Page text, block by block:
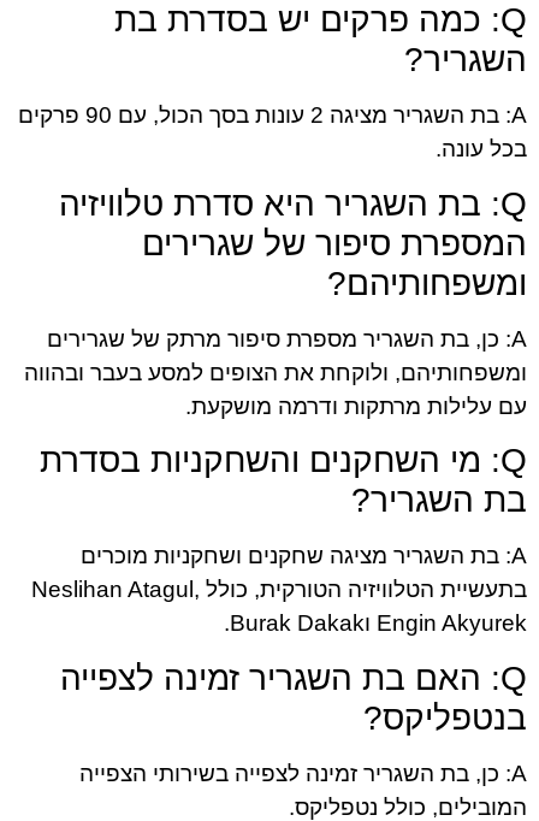
Q: כמה פרקים יש בסדרת בת
השגריר?
A: בת השגריר מציגה 2 עונות בסך הכול, עם 90 פרקים
בכל עונה.
Q: בת השגריר היא סדרת טלוויזיה
המספרת סיפור של שגרירים
ומשפחותיהם?
A: כן, בת השגריר מספרת סיפור מרתק של שגרירים
ומשפחותיהם, ולוקחת את הצופים למסע בעבר ובהווה
עם עלילות מרתקות ודרמה מושקעת.
Q: מי השחקנים והשחקניות בסדרת
בת השגריר?
A: בת השגריר מציגה שחקנים ושחקניות מוכרים
בתעשיית הטלוויזיה הטורקית, כולל Neslihan Atagul,
Engin Akyurek וBurak Dakak.
Q: האם בת השגריר זמינה לצפייה
בנטפליקס?
A: כן, בת השגריר זמינה לצפייה בשירותי הצפייה
המובילים, כולל נטפליקס.